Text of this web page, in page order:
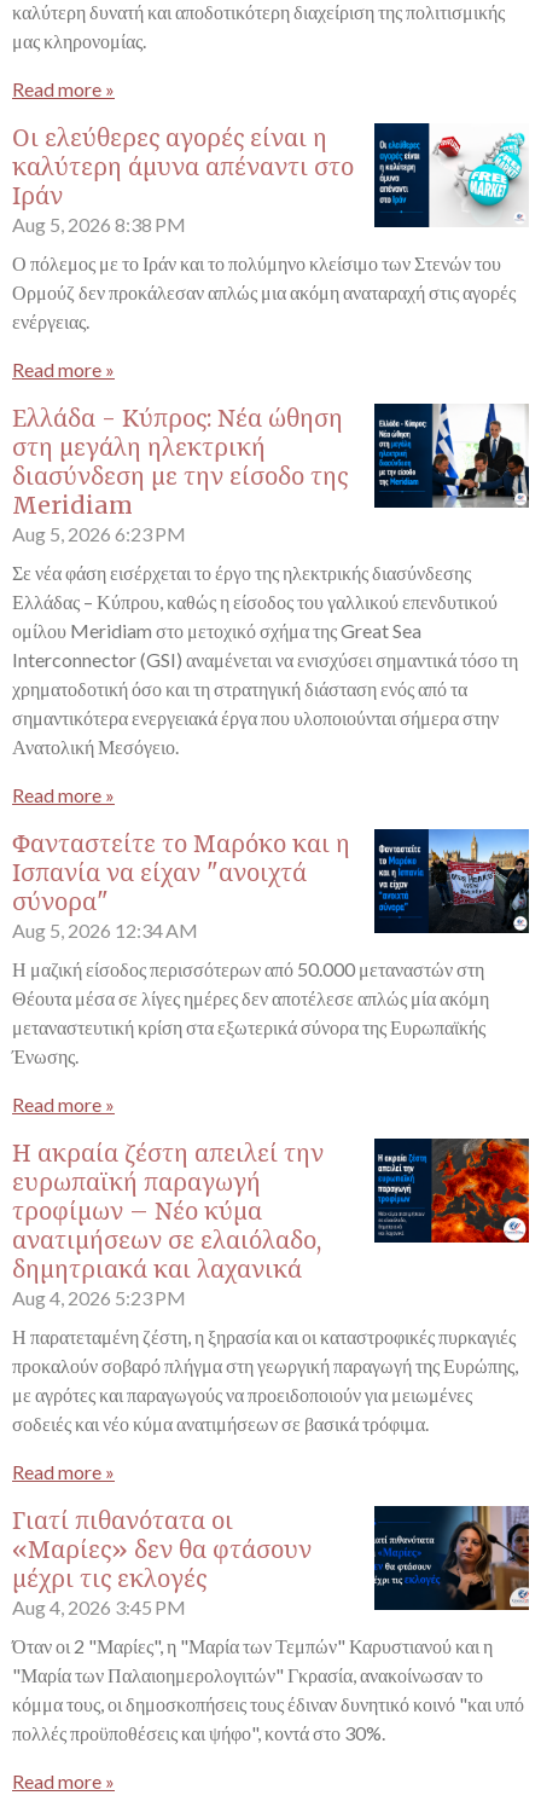
καλύτερη δυνατή και αποδοτικότερη διαχείριση της πολιτισμικής
μας κληρονομίας.
Read more »
Οι ελεύθερες αγορές είναι η
καλύτερη άμυνα απέναντι στο
Ιράν
Aug 5, 2026 8:38 PM
Ο πόλεμος με το Ιράν και το πολύμηνο κλείσιμο των Στενών του
Ορμούζ δεν προκάλεσαν απλώς μια ακόμη αναταραχή στις αγορές
ενέργειας.
Read more »
Ελλάδα - Κύπρος: Νέα ώθηση
στη μεγάλη ηλεκτρική
διασύνδεση με την είσοδο της
Meridiam
Aug 5, 2026 6:23 PM
Σε νέα φάση εισέρχεται το έργο της ηλεκτρικής διασύνδεσης
Ελλάδας – Κύπρου, καθώς η είσοδος του γαλλικού επενδυτικού
ομίλου Meridiam στο μετοχικό σχήμα της Great Sea
Interconnector (GSI) αναμένεται να ενισχύσει σημαντικά τόσο τη
χρηματοδοτική όσο και τη στρατηγική διάσταση ενός από τα
σημαντικότερα ενεργειακά έργα που υλοποιούνται σήμερα στην
Ανατολική Μεσόγειο.
Read more »
Φανταστείτε το Μαρόκο και η
Ισπανία να είχαν "ανοιχτά
σύνορα"
Aug 5, 2026 12:34 AM
Η μαζική είσοδος περισσότερων από 50.000 μεταναστών στη
Θέουτα μέσα σε λίγες ημέρες δεν αποτέλεσε απλώς μία ακόμη
μεταναστευτική κρίση στα εξωτερικά σύνορα της Ευρωπαϊκής
Ένωσης.
Read more »
Η ακραία ζέστη απειλεί την
ευρωπαϊκή παραγωγή
τροφίμων – Νέο κύμα
ανατιμήσεων σε ελαιόλαδο,
δημητριακά και λαχανικά
Aug 4, 2026 5:23 PM
Η παρατεταμένη ζέστη, η ξηρασία και οι καταστροφικές πυρκαγιές
προκαλούν σοβαρό πλήγμα στη γεωργική παραγωγή της Ευρώπης,
με αγρότες και παραγωγούς να προειδοποιούν για μειωμένες
σοδειές και νέο κύμα ανατιμήσεων σε βασικά τρόφιμα.
Read more »
Γιατί πιθανότατα οι
«Μαρίες» δεν θα φτάσουν
μέχρι τις εκλογές
Aug 4, 2026 3:45 PM
Όταν οι 2 "Μαρίες", η "Μαρία των Τεμπών" Καρυστιανού και η
"Μαρία των Παλαιοημερολογιτών" Γκρασία, ανακοίνωσαν το
κόμμα τους, οι δημοσκοπήσεις τους έδιναν δυνητικό κοινό "και υπό
πολλές προϋποθέσεις και ψήφο", κοντά στο 30%.
Read more »